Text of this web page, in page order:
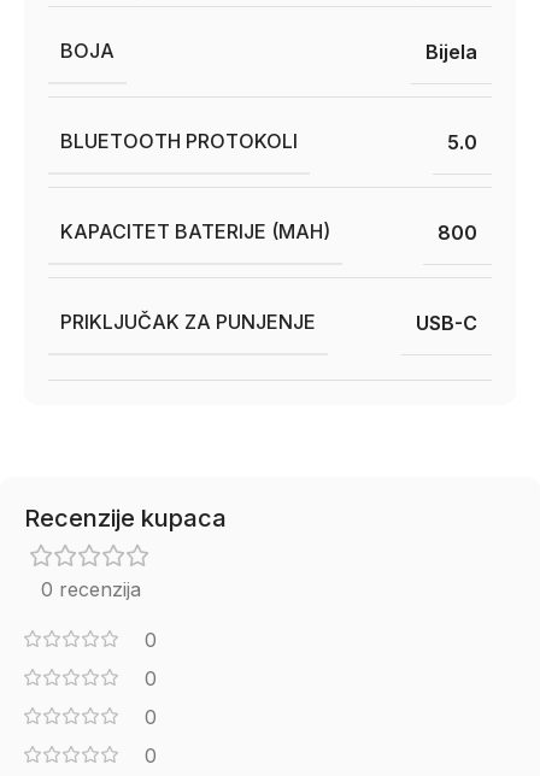
BOJA Bijela
BLUETOOTH PROTOKOLI 5.0
KAPACITET BATERIJE (MAH) 800
PRIKLJUČAK ZA PUNJENJE USB-C
Recenzije kupaca
0 recenzija
0
0
0
0